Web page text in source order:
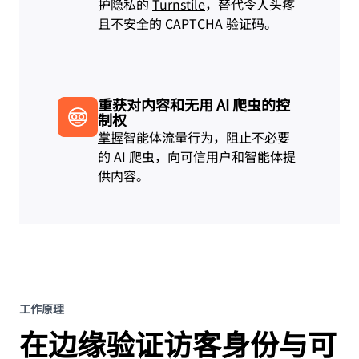
护隐私的 Turnstile，替代令人头疼
且不安全的 CAPTCHA 验证码。
重获对内容和无用 AI 爬虫的控
制权
掌握智能体流量行为，阻止不必要
的 AI 爬虫，向可信用户和智能体提
供内容。
工作原理
在边缘验证访客身份与可